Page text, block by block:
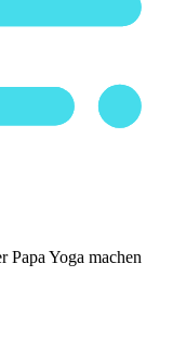
Papa Yoga machen